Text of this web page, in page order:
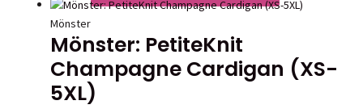
produktsidan
Mönster
Mönster: PetiteKnit
Champagne Cardigan (XS-
5XL)